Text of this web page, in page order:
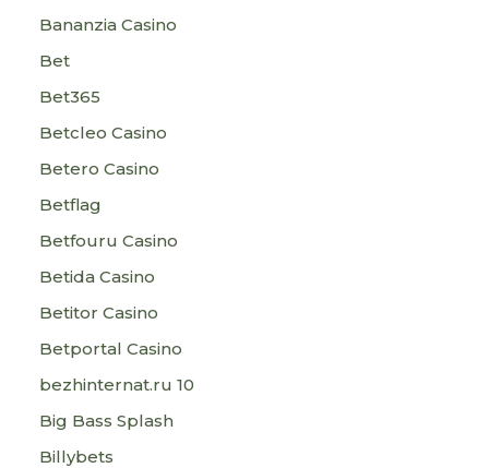
Bananzia Casino
Bet
Bet365
Betcleo Casino
Betero Casino
Betflag
Betfouru Casino
Betida Casino
Betitor Casino
Betportal Casino
bezhinternat.ru 10
Big Bass Splash
Billybets